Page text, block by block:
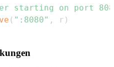
starting on port
( ":8080" , r )